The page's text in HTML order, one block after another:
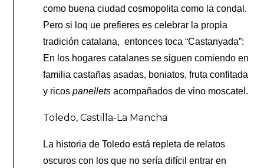
como buena ciudad cosmopolita como la condal.
Pero si loq ue prefieres es celebrar la propia
tradición catalana, entonces toca “Castanyada”:
En los hogares catalanes se siguen comiendo en
familia castañas asadas, boniatos, fruta confitada
y ricospanellets acompañados de vino moscatel.
Toledo, Castilla-La Mancha
La historia de Toledo está repleta de relatos
oscuros con los que no sería difícil entrar en